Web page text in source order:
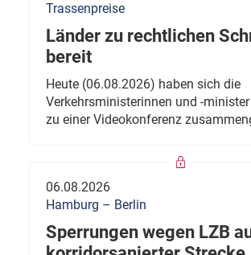
Trassenpreise
Länder zu rechtlichen
bereit
Heute (06.08.2026) haben sich die
Verkehrsministerinnen und -
zu einer Videokonferenz
06.08.2026
Hamburg – Berlin
Sperrungen wegen LZB